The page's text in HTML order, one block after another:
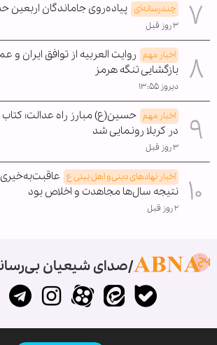
چندرسانه‌ای پیاده‌روی جاماندگان اربعین
۳ روز قبل
اخبار مهم روایت العربیه از توافق ایران
بازگشایی تنگه هرمز
دیروز ۱۳:۵۵
اخبار مهم حسین(ع) مبارز راه عدالت؛
در کربلا رونمایی شد
۳ روز قبل
اخبار نهادهای دینی و اهل بیتی ع
نتیجه سال‌ها مجاهدت و اخلاص بود
۲ روز قبل
صدای شیعیان